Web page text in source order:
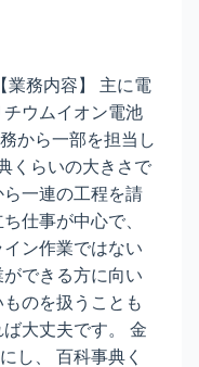
業務内容】 主に電
ウムイオン電池
から一部を担当し
くらいの大きさで
一連の工程を請
仕事が中心で、
ン作業ではない
できる方に向い
のを扱うことも
大丈夫です。 金
し、 百科事典く